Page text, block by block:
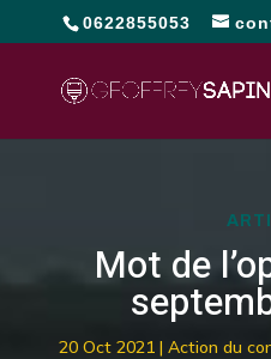
0622855053
Mot de
20 Oct 2021 |Action du